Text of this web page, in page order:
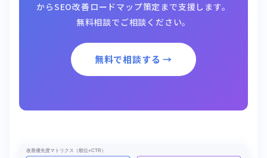
からSEO改善ロードマップ策定まで支援します。
無料相談でご相談ください。
無料で相談する →